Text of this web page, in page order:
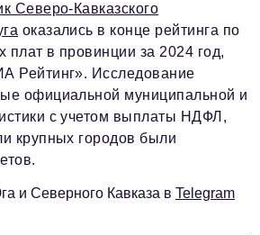
редакционная подписка
Северо-Кавказского
оказались в конце рейтинга по
плат в провинции за 2024 год,
Рейтинг». Исследование
официальной муниципальной и
с учетом выплаты НДФЛ,
крупных городов были
и Северного Кавказа в Telegram